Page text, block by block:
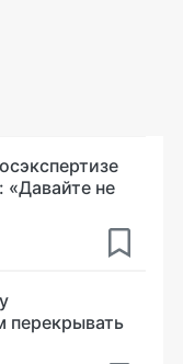
не
перекрывать